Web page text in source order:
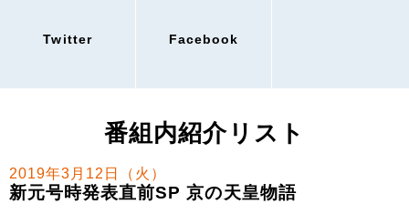
Twitter Facebook
番組内紹介リスト
2019年3月12日（火）
新元号時発表直前SP 京の天皇物語